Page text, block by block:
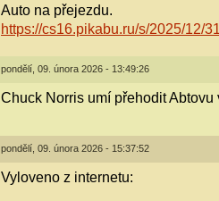
Auto na přejezdu.
https://cs16.pikabu.ru/s/2025/12/
pondělí, 09. února 2026 - 13:49:26
Chuck Norris umí přehodit Abtovu
pondělí, 09. února 2026 - 15:37:52
Vyloveno z internetu: